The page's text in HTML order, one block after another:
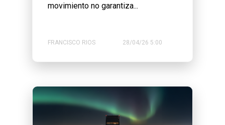
movimiento no garantiza...
FRANCISCO RIOS 28/04/26 5:00